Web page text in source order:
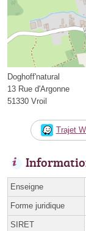
Doghoff'natural
13 Rue d'Argonne
51330 Vroil
Trajet
Enseigne
Forme juridique
SIRET